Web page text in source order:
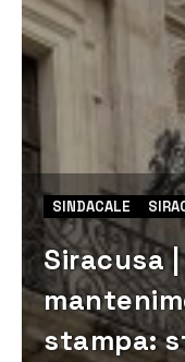
SINDACALE
Siracusa
stampa: